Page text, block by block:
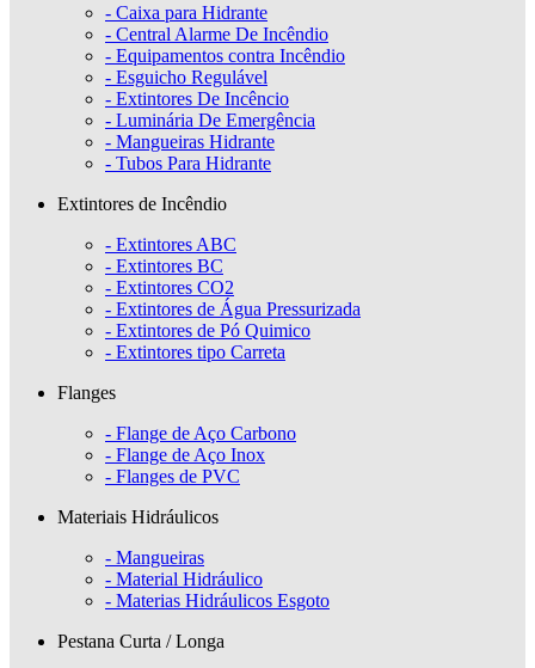
- Caixa para Hidrante
- Central Alarme De Incêndio
- Equipamentos contra Incêndio
- Esguicho Regulável
- Extintores De Incêncio
- Luminária De Emergência
- Mangueiras Hidrante
- Tubos Para Hidrante
Extintores de Incêndio
- Extintores ABC
- Extintores BC
- Extintores CO2
- Extintores de Água Pressurizada
- Extintores de Pó Quimico
- Extintores tipo Carreta
Flanges
- Flange de Aço Carbono
- Flange de Aço Inox
- Flanges de PVC
Materiais Hidráulicos
- Mangueiras
- Material Hidráulico
- Materias Hidráulicos Esgoto
Pestana Curta / Longa